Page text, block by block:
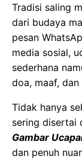
Tradisi saling
dari budaya
pesan
media sosial,
sederhana
doa, maaf, dan
Tidak hanya
sering disertai
Gambar
dan penuh